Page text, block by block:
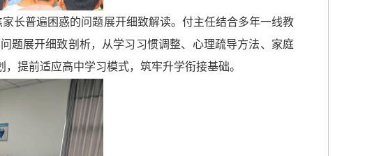
长普遍困惑的问题展开细致解读。付主任结合多年一线教
题展开细致剖析，从学习习惯调整、心理疏导方法、家庭
提前适应高中学习模式，筑牢升学衔接基础。